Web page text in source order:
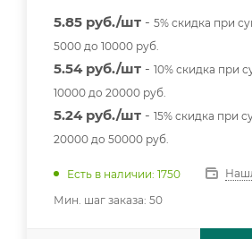
5.85 руб./шт - 5% скидка при
5000 до 10000 руб.
5.54 руб./шт - 10% скидка при
10000 до 20000 руб.
5.24 руб./шт - 15% скидка при
20000 до 50000 руб.
Есть в наличии: 1750
Мин. шаг заказа: 50